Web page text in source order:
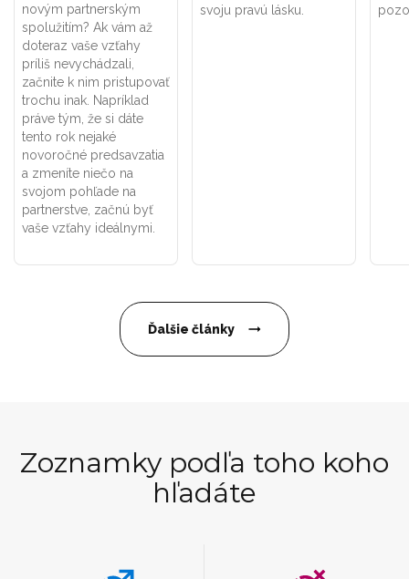
novým partnerským
spolužitím? Ak vám až
doteraz vaše vzťahy
príliš nevychádzali,
začnite k nim pristupovať
trochu inak. Napríklad
práve tým, že si dáte
tento rok nejaké
novoročné predsavzatia
a zmeníte niečo na
svojom pohľade na
partnerstve, začnú byť
vaše vzťahy ideálnymi.
svoju pravú lásku.
Ďalšie články
Zoznamky podľa toho koho
hľadáte